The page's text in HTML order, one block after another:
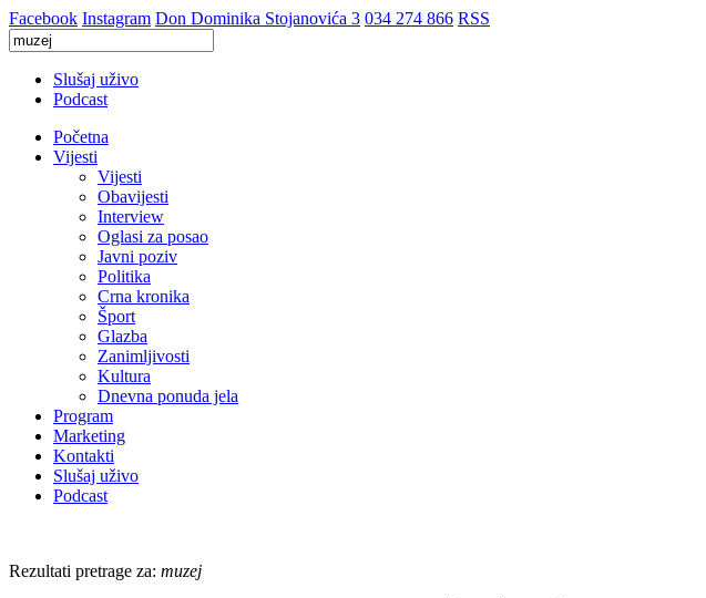
Facebook Instagram Don Dominika Stojanovića 3 034 274 866 RSS
Slušaj uživo
Podcast
Početna
Vijesti
Vijesti
Obavijesti
Interview
Oglasi za posao
Javni poziv
Politika
Crna kronika
Šport
Glazba
Zanimljivosti
Kultura
Dnevna ponuda jela
Program
Marketing
Kontakti
Slušaj uživo
Podcast
Rezultati pretrage za: muzej